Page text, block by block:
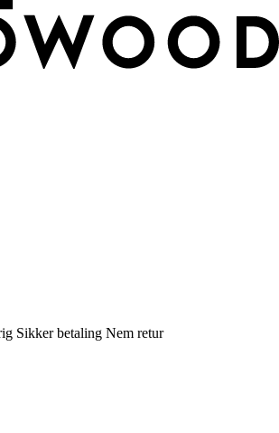
Sikker betaling Nem retur